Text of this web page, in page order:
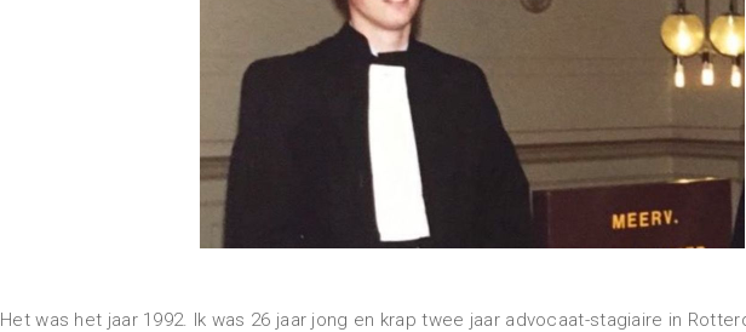
Het was het jaar 1992. Ik was 26 jaar jong en krap twee jaar advocaat-stagiaire in